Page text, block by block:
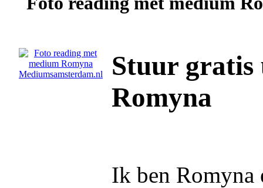
Stuur gratis
Romyna
Ik ben Romyna